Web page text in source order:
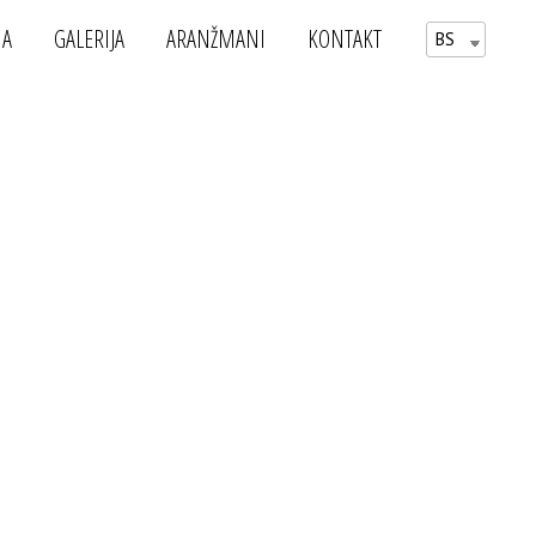
GALERIJA ARANŽMANI KONTAKT BS